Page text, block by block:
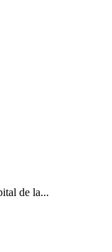
de la...